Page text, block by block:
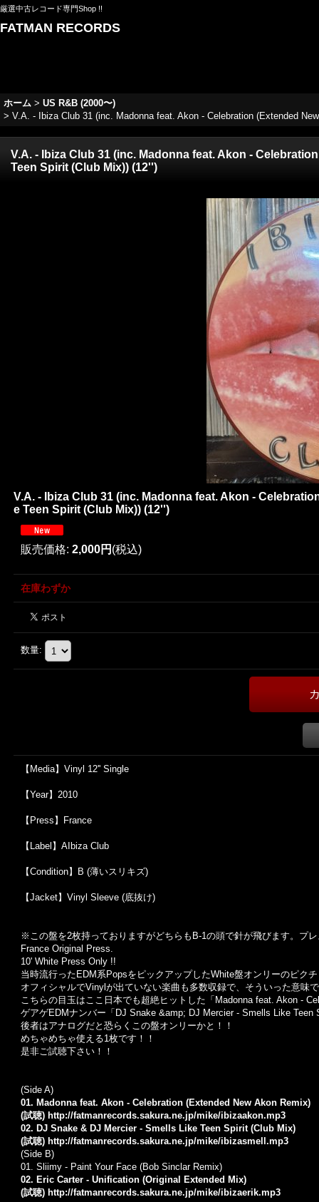
厳選中古レコード専門Shop !!
FATMAN RECORDS
ホーム > US R&B (2000〜)
> V.A. - Ibiza Club 31 (inc. Madonna feat. Akon - Celebration (Extended
V.A. - Ibiza Club 31 (inc. Madonna feat. Akon -
Teen Spirit (Club Mix)) (12'')
V.A. - Ibiza Club 31 (inc. Madonna feat. Akon -
e Teen Spirit (Club Mix)) (12'')
販売価格: 2,000円 (税込)
在庫わずか
数量:
【Media】Vinyl 12'' Single
【Year】2010
【Press】France
【Label】AIbiza Club
【Condition】B (薄いスリキズ)
【Jacket】Vinyl Sleeve (底抜け)
※この盤を2枚持っておりますがどちらもB-1の頭で針が飛びます。プ
France Original Press.
10' White Press Only !!
当時流行ったEDM系PopsをピックアップしたWhite盤オンリーのピク
オフィシャルでVinylが出ていない楽曲も多数収録で、そういった意味
こちらの目玉はここ日本でも超絶ヒットした「Madonna feat. Akon -
ゲアゲEDMナンバー「DJ Snake &amp; DJ Mercier - Smells Like Teen
後者はアナログだと恐らくこの盤オンリーかと！！
めちゃめちゃ使える1枚です！！
是非ご試聴下さい！！
(Side A)
01. Madonna feat. Akon - Celebration (Extended New Akon Remix)
(試聴) http://fatmanrecords.sakura.ne.jp/mike/ibizaakon.mp3
02. DJ Snake & DJ Mercier - Smells Like Teen Spirit (Club Mix)
(試聴) http://fatmanrecords.sakura.ne.jp/mike/ibizasmell.mp3
(Side B)
01. Sliimy - Paint Your Face (Bob Sinclar Remix)
02. Eric Carter - Unification (Original Extended Mix)
(試聴) http://fatmanrecords.sakura.ne.jp/mike/ibizaerik.mp3